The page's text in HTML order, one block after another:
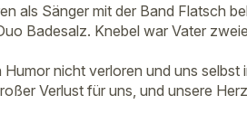
als Sänger mit der Band Flatsch
Badesalz. Knebel war Vater
nicht verloren und uns selbst
Verlust für uns, und unsere